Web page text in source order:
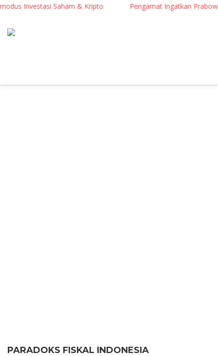
Investasi Saham & Kripto Pengamat Ingatkan Prabowo:
PARADOKS FISKAL INDONESIA